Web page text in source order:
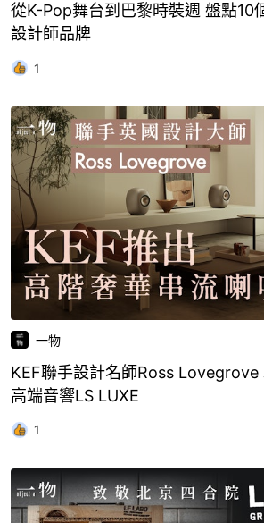
從K-Pop舞台到巴黎時裝週 盤點10
設計師品牌
1
一物
KEF聯手設計名師Ross Lovegrove
高端音響LS LUXE
1